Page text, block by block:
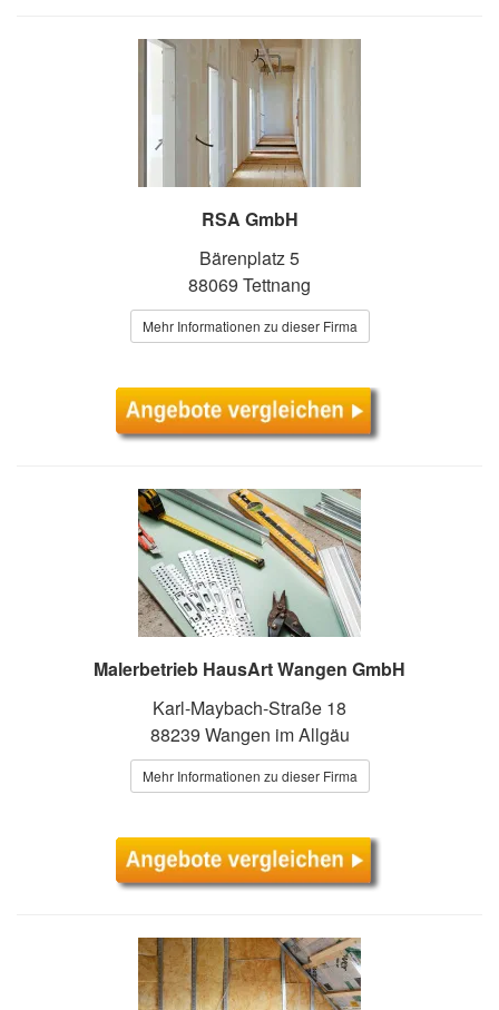
RSA GmbH
Bärenplatz 5
88069 Tettnang
Mehr Informationen zu dieser Firma
Malerbetrieb HausArt Wangen GmbH
Karl-Maybach-Straße 18
88239 Wangen im Allgäu
Mehr Informationen zu dieser Firma